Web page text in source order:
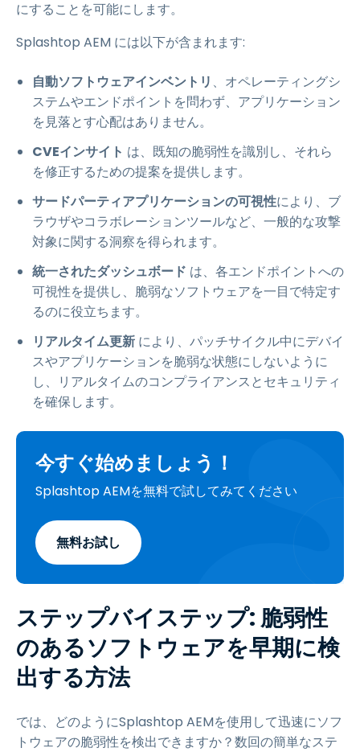
にすることを可能にします。
Splashtop AEM には以下が含まれます:
自動ソフトウェアインベントリ 、オペレーティングシ
ステムやエンドポイントを問わず、アプリケーション
を見落とす心配はありません。
CVEインサイト は、既知の脆弱性を識別し、それら
を修正するための提案を提供します。
サードパーティアプリケーションの可視性により、ブ
ラウザやコラボレーションツールなど、一般的な攻撃
対象に関する洞察を得られます。
統一されたダッシュボード は、各エンドポイントへの
可視性を提供し、脆弱なソフトウェアを一目で特定す
るのに役立ちます。
リアルタイム更新 により、パッチサイクル中にデバイ
スやアプリケーションを脆弱な状態にしないように
し、リアルタイムのコンプライアンスとセキュリティ
を確保します。
今すぐ始めましょう！
Splashtop AEMを無料で試してみてください
無料お試し
ステップバイステップ: 脆弱性
のあるソフトウェアを早期に検
出する方法
では、どのようにSplashtop AEMを使用して迅速にソフ
トウェアの脆弱性を検出できますか？数回の簡単なステ